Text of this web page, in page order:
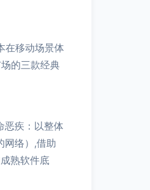
在移动场景体
的三款经典
恶疾：以整体
网络）,借助
熟软件底